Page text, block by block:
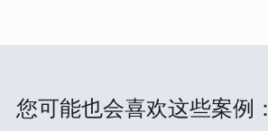
您可能也会喜欢这些案例：